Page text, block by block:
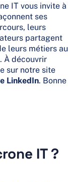
IT vous invite à
ses
leurs
partagent
leurs métiers au
À découvrir
sur notre site
LinkedIn. Bonne
IT ?